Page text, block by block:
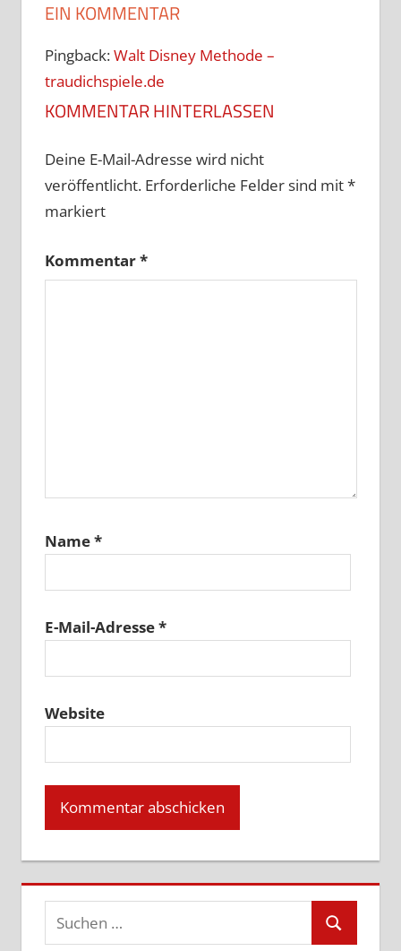
EIN KOMMENTAR
Pingback:Walt Disney Methode –
traudichspiele.de
KOMMENTAR HINTERLASSEN
Deine E-Mail-Adresse wird nicht
veröffentlicht. Erforderliche Felder sind mit*
markiert
Kommentar*
Name*
E-Mail-Adresse*
Website
Suchen
nach:
Suchen